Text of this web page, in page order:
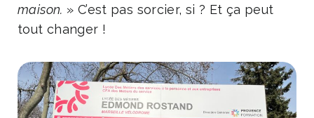
maison. » C’est pas sorcier, si ? Et ça peut
tout changer !